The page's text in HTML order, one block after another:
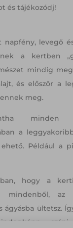
és tájékozódj!
napfény, levegő
a kertben
mindig
és először a
meg.
minden
a
Például a
hogy a
mindenből, az
ágyásba ültetsz.